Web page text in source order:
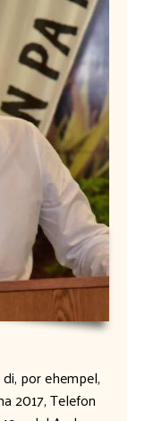
por ehempel,
2017, Telefon